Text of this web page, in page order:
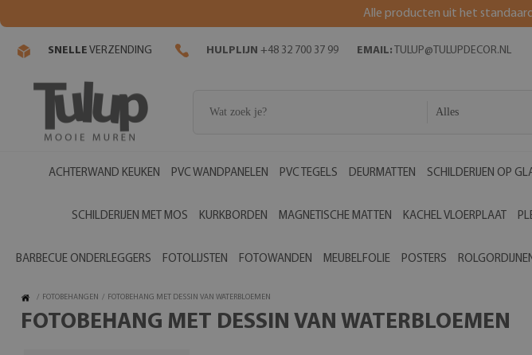
Alle producten uit het
SNELLE VERZENDING HULPLIJN +48 32 700 37 99 EMAIL: TULUP@TULUPDECOR.NL
Alles
ACHTERWAND KEUKEN PVC WANDPANELEN PVC TEGELS DEURMATTEN SCHILDERIJEN OP
SCHILDERIJEN MET MOS KURKBORDEN MAGNETISCHE MATTEN KACHEL VLOERPLAAT
BARBECUE ONDERLEGGERS FOTOLIJSTEN FOTOWANDEN MEUBELFOLIE POSTERS
/ FOTOBEHANGEN / FOTOBEHANG MET DESSIN VAN WATERBLOEMEN
FOTOBEHANG MET DESSIN VAN WATERBLOEMEN